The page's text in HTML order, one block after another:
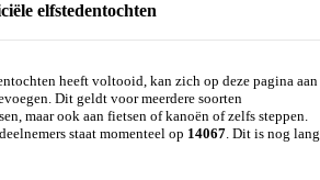
elfstedentochten
heeft voltooid, kan zich op deze pagina aan
Dit geldt voor meerdere soorten
maar ook aan fietsen of kanoën of zelfs steppen.
staat momenteel op 14067. Dit is nog lang